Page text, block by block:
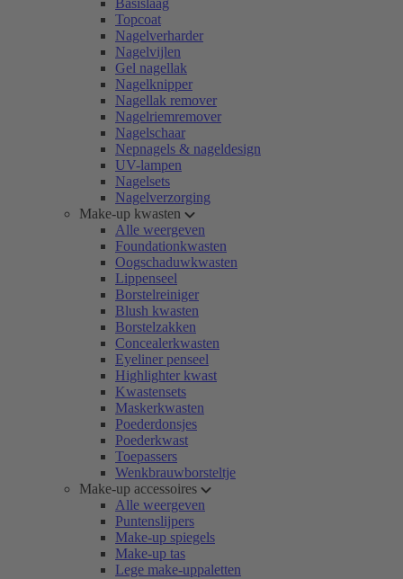
Basislaag
Topcoat
Nagelverharder
Nagelvijlen
Gel nagellak
Nagelknipper
Nagellak remover
Nagelriemremover
Nagelschaar
Nepnagels & nageldesign
UV-lampen
Nagelsets
Nagelverzorging
Make-up kwasten
Alle weergeven
Foundationkwasten
Oogschaduwkwasten
Lippenseel
Borstelreiniger
Blush kwasten
Borstelzakken
Concealerkwasten
Eyeliner penseel
Highlighter kwast
Kwastensets
Maskerkwasten
Poederdonsjes
Poederkwast
Toepassers
Wenkbrauwborsteltje
Make-up accessoires
Alle weergeven
Puntenslijpers
Make-up spiegels
Make-up tas
Lege make-uppaletten